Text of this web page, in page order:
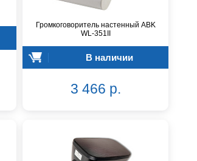
Громкоговоритель настенный ABK
WL-351II
В наличии
3 466 р.